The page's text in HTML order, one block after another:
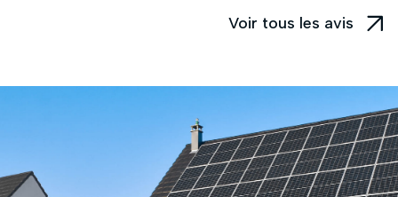
Voir tous les avis